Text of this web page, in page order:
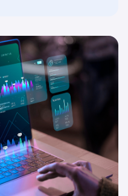
um
digital, pequenas
que
desde
marca até
com os clientes.